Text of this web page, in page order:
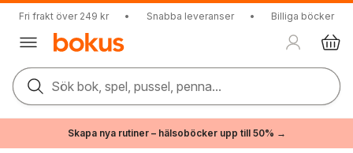
Fri frakt över 249 kr • Snabba leveranser • Billiga böcker
Sök bok, spel, pussel, penna...
Skapa nya rutiner – hälsoböcker upp till 50% →